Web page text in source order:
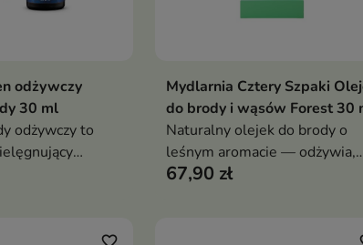
do koszyka
odżywczy
30 ml
odżywczy to
który
Dodaj do koszyka
Mydlarnia Cztery Szpaki
do brody i wąsów Forest 30
Naturalny olejek do brody o
leśnym aromacie — odżywia,
zmiękcza i wzmacnia zarost,
67,90 zł
favorite_border